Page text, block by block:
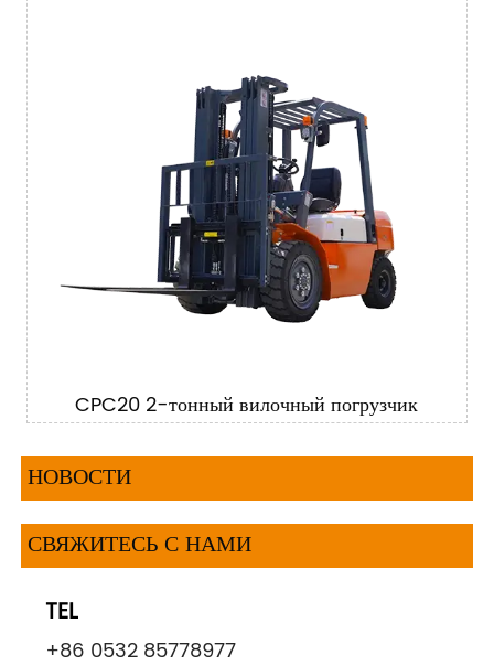
CPC20 2-тонный вилочный погрузчик
НОВОСТИ
СВЯЖИТЕСЬ С НАМИ
TEL
+86 0532 85778977